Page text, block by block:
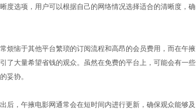
度选项，用户可以根据自己的网络情况选择适合的清晰度，确
烦恼于其他平台繁琐的订阅流程和高昂的会员费用，而在午掖
了大量希望省钱的观众。虽然在免费的平台上，可能会有一些
妥协。
后，午掖电影网通常会在短时间内进行更新，确保观众能够及